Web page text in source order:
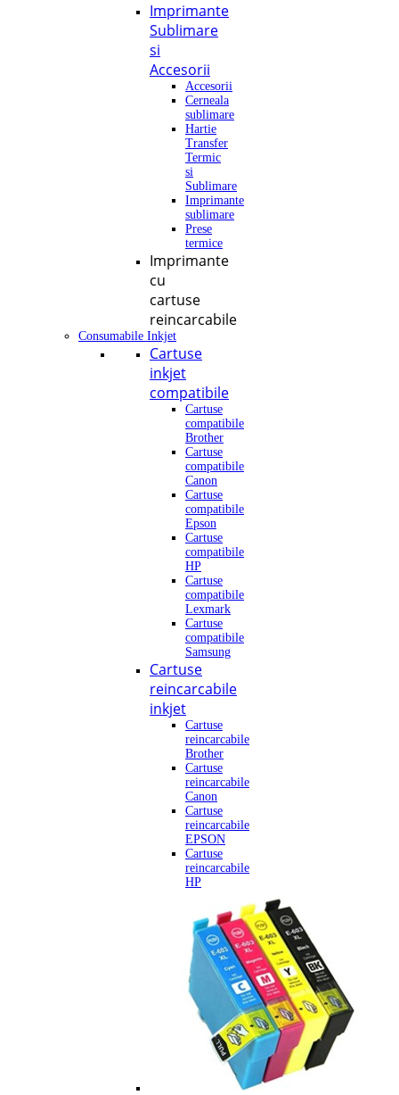
Imprimante
Sublimare
si
Accesorii
Accesorii
Cerneala
sublimare
Hartie
Transfer
Termic
si
Sublimare
Imprimante
sublimare
Prese
termice
Imprimante
cu
cartuse
reincarcabile
Consumabile Inkjet
Cartuse
inkjet
compatibile
Cartuse
compatibile
Brother
Cartuse
compatibile
Canon
Cartuse
compatibile
Epson
Cartuse
compatibile
HP
Cartuse
compatibile
Lexmark
Cartuse
compatibile
Samsung
Cartuse
reincarcabile
inkjet
Cartuse
reincarcabile
Brother
Cartuse
reincarcabile
Canon
Cartuse
reincarcabile
EPSON
Cartuse
reincarcabile
HP